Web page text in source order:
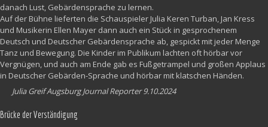
danach Lust, Gebärdensprache zu lernen.
Auf der Bühne lieferten die Schauspieler Julia Keren Turban, Jan Kress
und Musikerin Ellen Mayer dann auch ein Stück in gesprochenem
Deutsch und Deutscher Gebärdensprache ab, gespickt mit jeder Menge
Tanz und Bewegung. Die Kinder im Publikum lachten oft hörbar vor
Vergnügen, und auch am Ende gab es Fußgetrampel und großen Applaus
in Deutscher Gebärden-Sprache und hörbar mit klatschen Händen.
Julia Greif Augsburg Journal Reporter 9.10.2024
Brücke der Verständigung